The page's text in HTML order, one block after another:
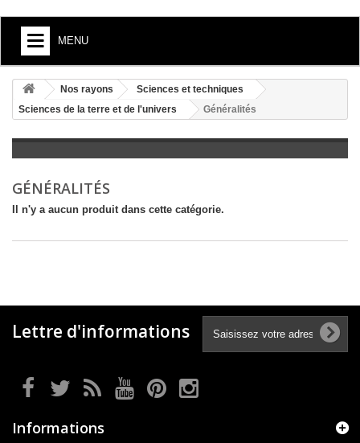
MENU
+
ARTS ET SOCIÉTÉ
+
LITTÉRATURE
LOISIRS, VIE PRATIQUE
+
SCOLAIRE ET DICTIONNAIRE
Nos rayons
Sciences et techniques
Sciences de la terre et de l'univers
Généralités
GÉNÉRALITÉS
Il n'y a aucun produit dans cette catégorie.
Lettre d'informations
Informations